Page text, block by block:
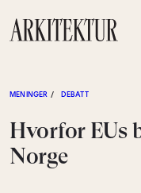
MENINGER / DEBATT
Hvorfor EUs
Norge